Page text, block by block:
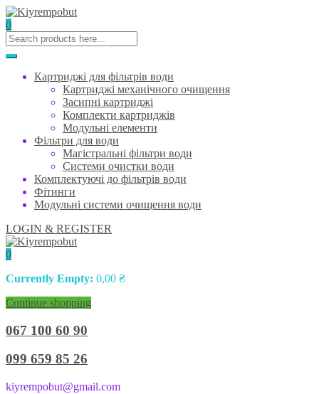
0
Картриджі для фільтрів води
Картриджі механічного очищення
Засипні картриджі
Комплекти картриджів
Модульні елементи
Фільтри для води
Магістральні фільтри води
Системи очистки води
Комплектуючі до фільтрів води
Фітинги
Модульні системи очищення води
LOGIN & REGISTER
0
Currently Empty: 0,00 ₴
Continue shopping
067 100 60 90
099 659 85 26
kiyrempobut@gmail.com